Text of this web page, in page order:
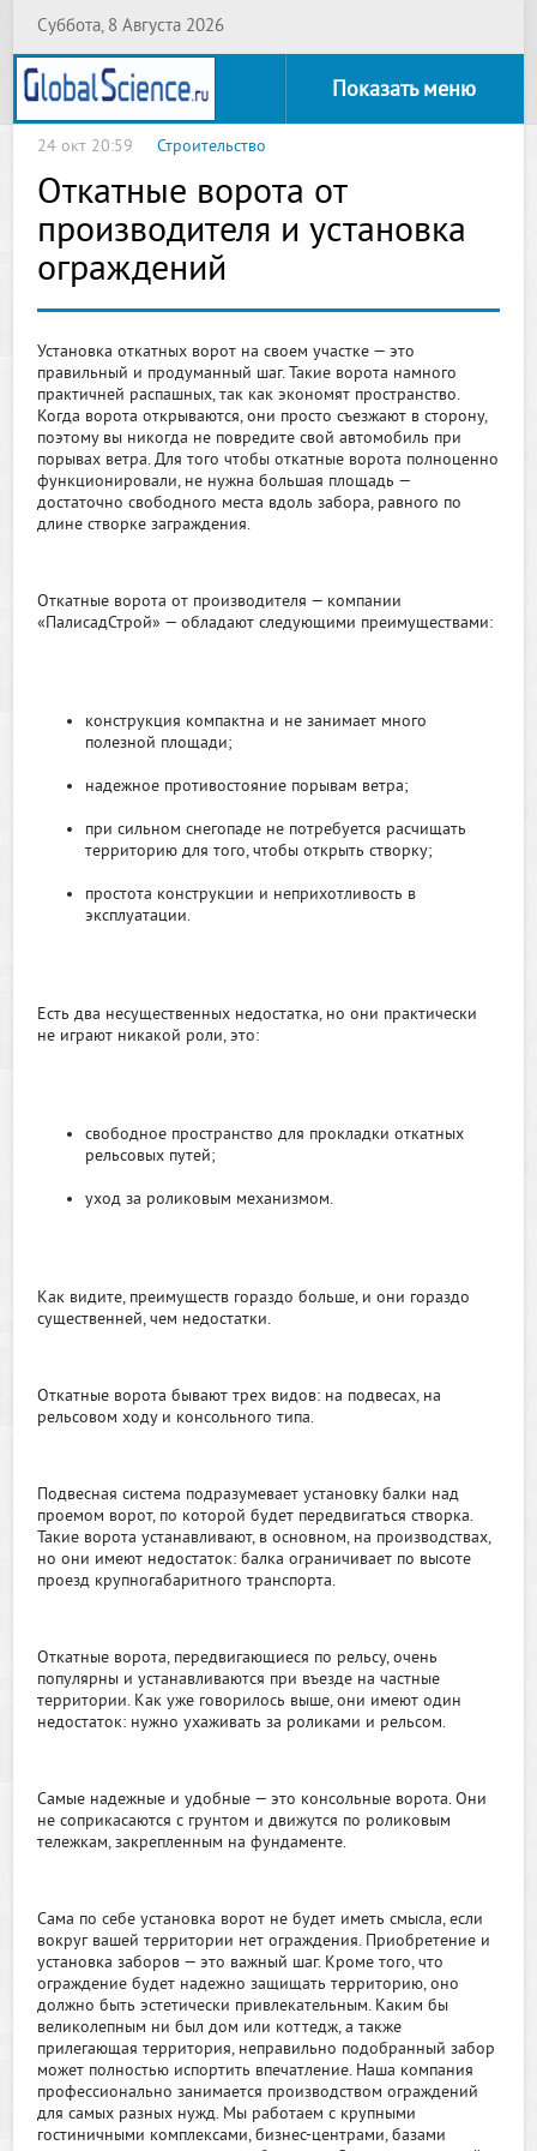
Суббота, 8 Августа 2026
Показать меню
24 окт 20:59 Строительство
Откатные ворота от
производителя и установка
ограждений
Установка откатных ворот на своем участке — это
правильный и продуманный шаг. Такие ворота намного
практичней распашных, так как экономят пространство.
Когда ворота открываются, они просто съезжают в сторону,
поэтому вы никогда не повредите свой автомобиль при
порывах ветра. Для того чтобы откатные ворота полноценно
функционировали, не нужна большая площадь —
достаточно свободного места вдоль забора, равного по
длине створке заграждения.
Откатные ворота от производителя — компании
«ПалисадСтрой» — обладают следующими преимуществами:
конструкция компактна и не занимает много
полезной площади;
надежное противостояние порывам ветра;
при сильном снегопаде не потребуется расчищать
территорию для того, чтобы открыть створку;
простота конструкции и неприхотливость в
эксплуатации.
Есть два несущественных недостатка, но они практически
не играют никакой роли, это:
свободное пространство для прокладки откатных
рельсовых путей;
уход за роликовым механизмом.
Как видите, преимуществ гораздо больше, и они гораздо
существенней, чем недостатки.
Откатные ворота бывают трех видов: на подвесах, на
рельсовом ходу и консольного типа.
Подвесная система подразумевает установку балки над
проемом ворот, по которой будет передвигаться створка.
Такие ворота устанавливают, в основном, на производствах,
но они имеют недостаток: балка ограничивает по высоте
проезд крупногабаритного транспорта.
Откатные ворота, передвигающиеся по рельсу, очень
популярны и устанавливаются при въезде на частные
территории. Как уже говорилось выше, они имеют один
недостаток: нужно ухаживать за роликами и рельсом.
Самые надежные и удобные — это консольные ворота. Они
не соприкасаются с грунтом и движутся по роликовым
тележкам, закрепленным на фундаменте.
Сама по себе установка ворот не будет иметь смысла, если
вокруг вашей территории нет ограждения. Приобретение и
установка заборов — это важный шаг. Кроме того, что
ограждение будет надежно защищать территорию, оно
должно быть эстетически привлекательным. Каким бы
великолепным ни был дом или коттедж, а также
прилегающая территория, неправильно подобранный забор
может полностью испортить впечатление. Наша компания
профессионально занимается производством ограждений
для самых разных нужд. Мы работаем с крупными
гостиничными комплексами, бизнес-центрами, базами